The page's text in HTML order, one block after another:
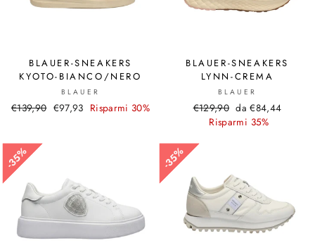
BLAUER-SNEAKERS
KYOTO-BIANCO/NERO
BLAUER
Prezzo
€139,90 Prezzo
€97,93 Risparmi 30%
BLAUER-SNEAKERS
LYNN-CREMA
BLAUER
Prezzo
€129,90 Prezzo
scontato
da €84,44
Risparmi 35%
35%
35% 35%
35%